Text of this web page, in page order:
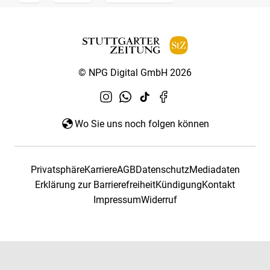
© NPG Digital GmbH 2026
Wo Sie uns noch folgen können
PrivatsphäreKarriereAGBDatenschutzMediadaten
Erklärung zur BarrierefreiheitKündigungKontakt
ImpressumWiderruf